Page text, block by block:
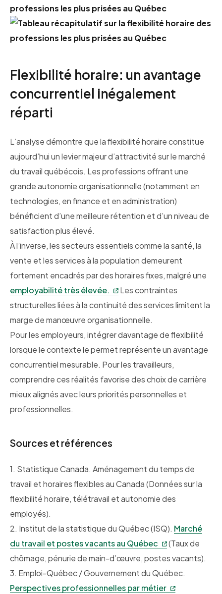
professions les plus prisées au Québec
Flexibilité horaire: un avantage
concurrentiel inégalement
réparti
L’analyse démontre que la flexibilité horaire constitue
aujourd’hui un levier majeur d’attractivité sur le marché
du travail québécois. Les professions offrant une
grande autonomie organisationnelle (notamment en
technologies, en finance et en administration)
bénéficient d’une meilleure rétention et d’un niveau de
satisfaction plus élevé.
À l’inverse, les secteurs essentiels comme la santé, la
vente et les services à la population demeurent
fortement encadrés par des horaires fixes, malgré une
employabilité très élevée.
Les contraintes
structurelles liées à la continuité des services limitent la
marge de manœuvre organisationnelle.
Pour les employeurs, intégrer davantage de flexibilité
lorsque le contexte le permet représente un avantage
concurrentiel mesurable. Pour les travailleurs,
comprendre ces réalités favorise des choix de carrière
mieux alignés avec leurs priorités personnelles et
professionnelles.
Sources et références
1. Statistique Canada. Aménagement du temps de
travail et horaires flexibles au Canada (Données sur la
flexibilité horaire, télétravail et autonomie des
employés).
2. Institut de la statistique du Québec (ISQ). Marché
du travail et postes vacants au Québec
(Taux de
chômage, pénurie de main-d’œuvre, postes vacants).
3. Emploi-Québec / Gouvernement du Québec.
Perspectives professionnelles par métier